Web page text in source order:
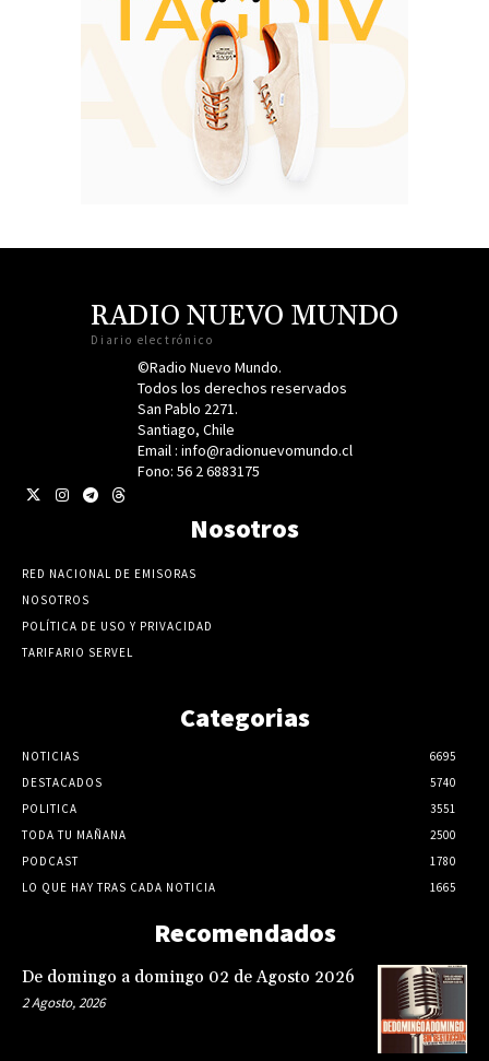
RADIO NUEVO MUNDO
Diario electrónico
©Radio Nuevo Mundo.
Todos los derechos reservados
San Pablo 2271.
Santiago, Chile
Email : info@radionuevomundo.cl
Fono: 56 2 6883175
Nosotros
RED NACIONAL DE EMISORAS
NOSOTROS
POLÍTICA DE USO Y PRIVACIDAD
TARIFARIO SERVEL
Categorias
NOTICIAS
6695
DESTACADOS
5740
POLITICA
3551
TODA TU MAÑANA
2500
PODCAST
1780
LO QUE HAY TRAS CADA NOTICIA
1665
Recomendados
De domingo a domingo 02 de Agosto 2026
2 Agosto, 2026